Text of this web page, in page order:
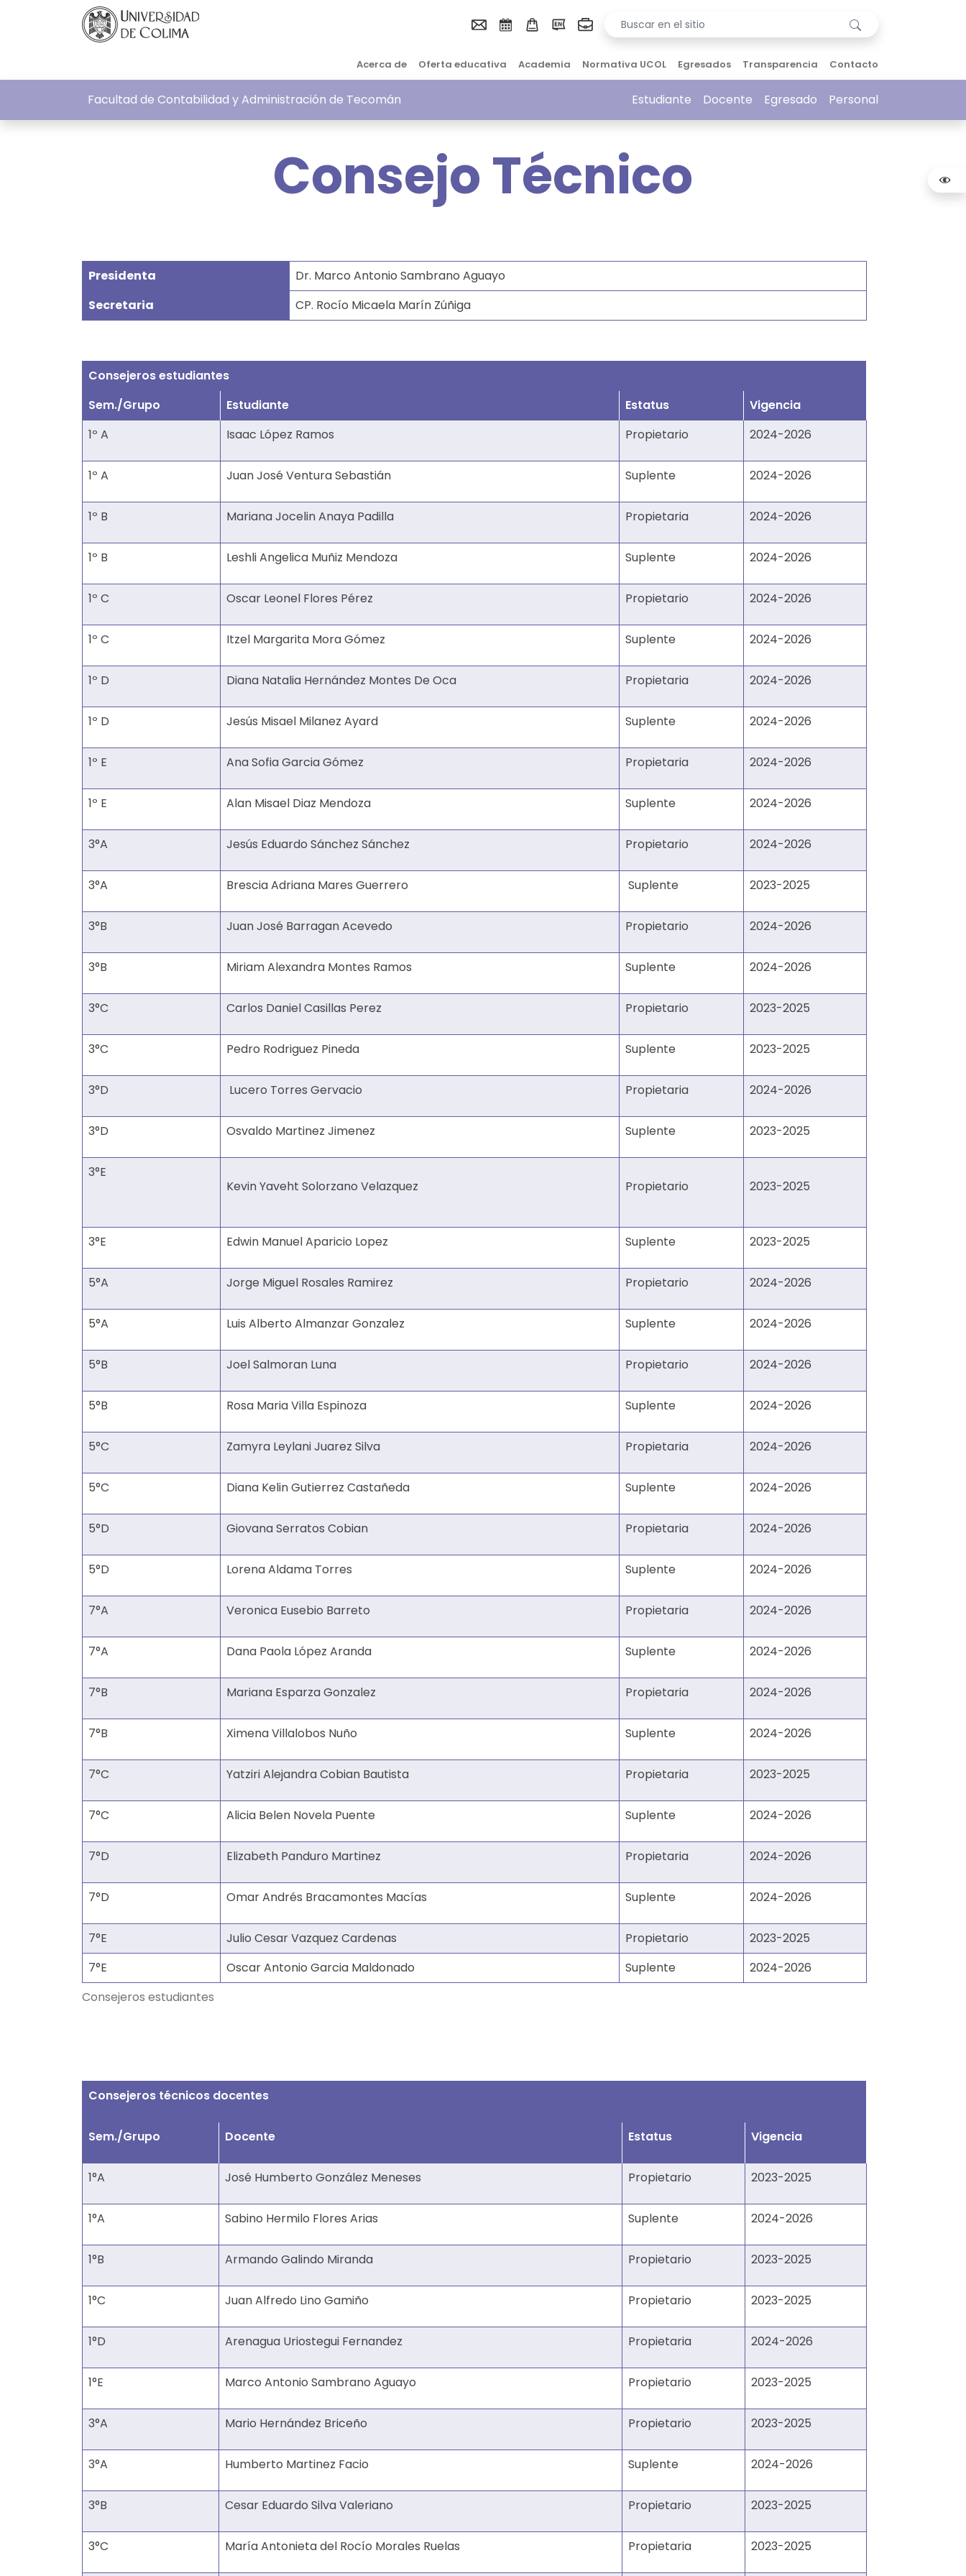
Acerca de Oferta educativa Academia Normativa UCOL Egresados Transparencia Contacto
Facultad de Contabilidad y Administración de Tecomán Estudiante Docente Egresado Personal
Consejo Técnico
Presidenta
Dr. Marco Antonio Sambrano Aguayo
Secretaria
CP. Rocío Micaela Marín Zúñiga
Consejeros estudiantes
Consejeros estudiantes
Sem./Grupo
Estudiante Estatus
Vigencia
1º A
Isaac López Ramos Propietario 2024-2026
1º A Juan José Ventura Sebastián Suplente 2024-2026
1º B Mariana Jocelin Anaya Padilla Propietaria 2024-2026
1º B Leshli Angelica Muñiz Mendoza Suplente 2024-2026
1º C Oscar Leonel Flores Pérez Propietario 2024-2026
1º C Itzel Margarita Mora Gómez Suplente 2024-2026
1º D Diana Natalia Hernández Montes De Oca Propietaria 2024-2026
1º D Jesús Misael Milanez Ayard Suplente 2024-2026
1º E Ana Sofia Garcia Gómez Propietaria 2024-2026
1º E Alan Misael Diaz Mendoza Suplente 2024-2026
3°A Jesús Eduardo Sánchez Sánchez Propietario 2024-2026
3°A Brescia Adriana Mares Guerrero Suplente 2023-2025
3°B Juan José Barragan Acevedo Propietario 2024-2026
3°B Miriam Alexandra Montes Ramos Suplente 2024-2026
3°C Carlos Daniel Casillas Perez Propietario 2023-2025
3°C Pedro Rodriguez Pineda Suplente 2023-2025
3°D Lucero Torres Gervacio Propietaria 2024-2026
3°D Osvaldo Martinez Jimenez Suplente 2023-2025
3°E
Kevin Yaveht Solorzano Velazquez
Propietario 2023-2025
3°E Edwin Manuel Aparicio Lopez Suplente 2023-2025
5°A Jorge Miguel Rosales Ramirez Propietario 2024-2026
5°A Luis Alberto Almanzar Gonzalez Suplente 2024-2026
5°B Joel Salmoran Luna Propietario 2024-2026
5°B Rosa Maria Villa Espinoza Suplente 2024-2026
5°C Zamyra Leylani Juarez Silva Propietaria 2024-2026
5°C Diana Kelin Gutierrez Castañeda Suplente 2024-2026
5°D Giovana Serratos Cobian Propietaria 2024-2026
5°D Lorena Aldama Torres Suplente 2024-2026
7°A Veronica Eusebio Barreto Propietaria 2024-2026
7°A Dana Paola López Aranda Suplente 2024-2026
7°B Mariana Esparza Gonzalez Propietaria 2024-2026
7°B Ximena Villalobos Nuño Suplente 2024-2026
7°C Yatziri Alejandra Cobian Bautista Propietaria 2023-2025
7°C Alicia Belen Novela Puente Suplente 2024-2026
7°D Elizabeth Panduro Martinez Propietaria 2024-2026
7°D Omar Andrés Bracamontes Macías Suplente 2024-2026
7°E Julio Cesar Vazquez Cardenas Propietario
2023-2025
7°E
Oscar Antonio Garcia Maldonado Suplente 2024-2026
Consejeros técnicos docentes
Sem./Grupo Docente Estatus Vigencia
1°A José Humberto González Meneses Propietario 2023-2025
1°A Sabino Hermilo Flores Arias Suplente 2024-2026
1°B Armando Galindo Miranda Propietario 2023-2025
1°C Juan Alfredo Lino Gamiño Propietario 2023-2025
1°D Arenagua Uriostegui Fernandez Propietaria 2024-2026
1°E Marco Antonio Sambrano Aguayo Propietario 2023-2025
3°A Mario Hernández Briceño Propietario 2023-2025
3°A Humberto Martinez Facio Suplente 2024-2026
3°B Cesar Eduardo Silva Valeriano Propietario 2023-2025
3°C María Antonieta del Rocío Morales Ruelas Propietaria 2023-2025